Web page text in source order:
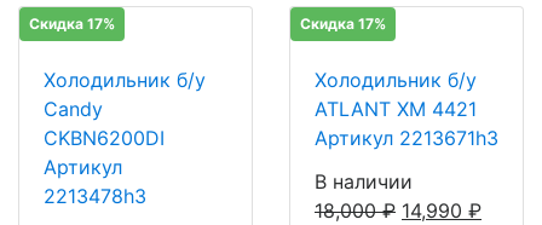
Скидка 17%
Холодильник б/у
Candy
CKBN6200DI
Артикул
2213478h3
Скидка 17%
Холодильник б/у
ATLANT ХМ 4421
Артикул 2213671h3
В наличии
18,000₽ 14,990 ₽